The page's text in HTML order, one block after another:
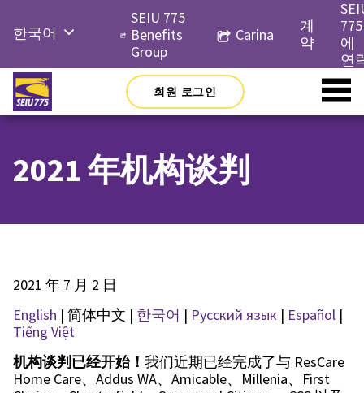
content
한국어
Русский
Español
文
SEIU 775
Benefits
Group
Carina
계
약
775
에
연
회원 로그인
2021 年机构谈判
2021 年 7 月 2 日
English | 简体中文 | 한국어 | Русский язык | Español |
Tiếng Việt
机构谈判已经开始！ 我们近期已经完成了与 ResCare
Home Care、Addus WA、Amicable、Millenia、First